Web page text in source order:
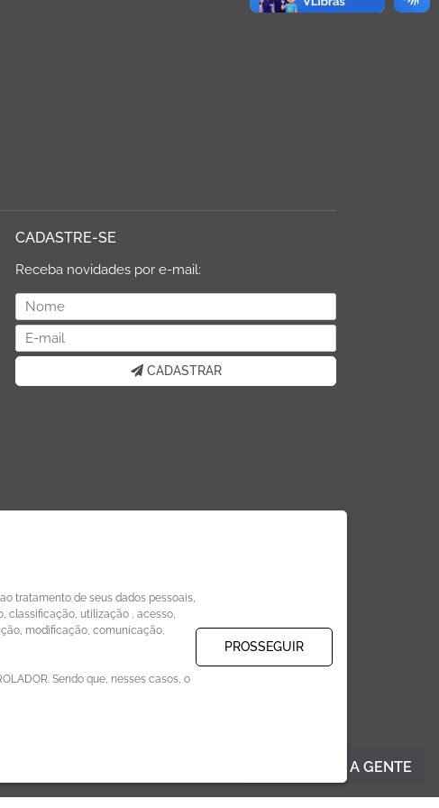
tratamento de seus dados pessoais,
classificação, utilização , acesso,
modificação, comunicação,
Sendo que, nesses casos, o
PROSSEGUIR
FALE COM A GENTE
CADASTRE-SE
Receba novidades por e-mail:
CADASTRAR